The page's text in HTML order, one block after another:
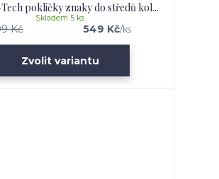
pokličky znaky do středů kol...
Kč 549 Kč/ks
Skladem 5 ks
Zvolit variantu